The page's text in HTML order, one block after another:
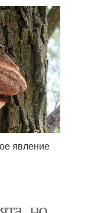
явление